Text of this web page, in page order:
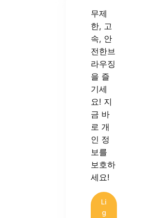
무제
한, 고
속, 안
전한브
라우징
을 즐
기세
요! 지
금 바
로 개
인 정
보를
보호하
세요!
Li
g